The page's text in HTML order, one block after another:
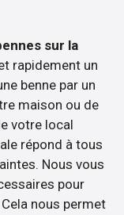
sur la
rapidement un
benne par un
maison ou de
votre local
répond à tous
Nous vous
pour
nous permet